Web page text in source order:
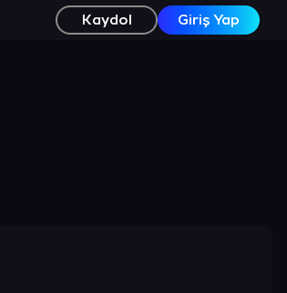
Kaydol Giriş Yap